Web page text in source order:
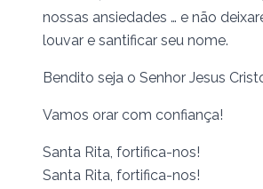
nossas ansiedades … e não
louvar e santificar seu nome.
Bendito seja o Senhor Jesus
Vamos orar com confiança!
Santa Rita, fortifica-nos!
Santa Rita, fortifica-nos!